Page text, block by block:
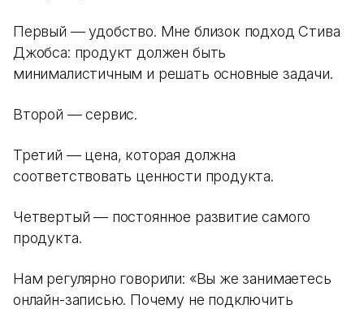
Первый — удобство. Мне близок подход Стива
Джобса: продукт должен быть
минималистичным и решать основные задачи.
Второй — сервис.
Третий — цена, которая должна
соответствовать ценности продукта.
Четвертый — постоянное развитие самого
продукта.
Нам регулярно говорили: «Вы же занимаетесь
онлайн-записью. Почему не подключить